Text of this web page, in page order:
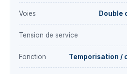
Voies Double
Tension de service
Fonction Temporisation /